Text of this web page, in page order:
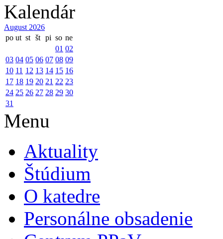
Kalendár
August 2026
po ut st št pi so ne
01 02
03 04 05 06 07 08 09
10 11 12 13 14 15 16
17 18 19 20 21 22 23
24 25 26 27 28 29 30
31
Menu
Aktuality
Štúdium
O katedre
Personálne obsadenie